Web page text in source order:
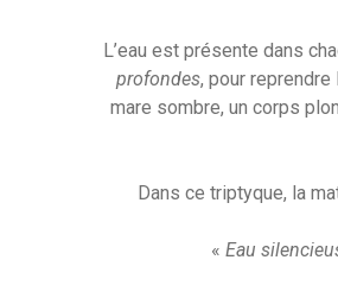
L’eau est présente dans
profondes, pour reprendre
mare sombre, un corps
Dans ce triptyque, la
« Eau